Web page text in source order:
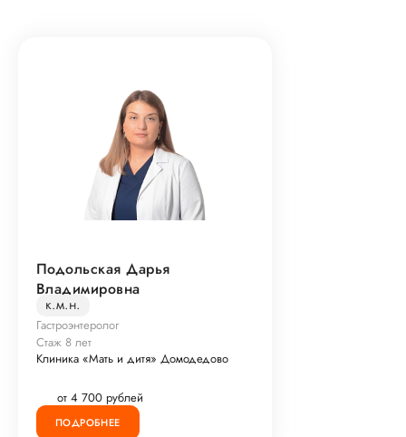
Подольская Дарья
Владимировна
к.м.н.
Гастроэнтеролог
Стаж 8 лет
Клиника «Мать и дитя» Домодедово
от 4 700 рублей
ПОДРОБНЕЕ